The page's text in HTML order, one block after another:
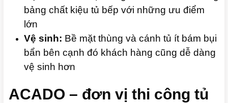
bảng chất kiệu tủ bếp với những ưu điểm
lớn
Vệ sinh: Bề mặt thùng và cánh tủ ít bám bụi
bẩn bên cạnh đó khách hàng cũng dễ dàng
vệ sinh hơn
ACADO – đơn vị thi công tủ